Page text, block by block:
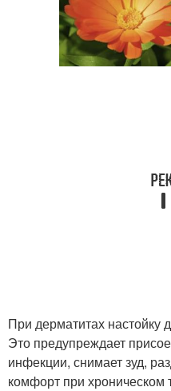
При дерматитах настойку
Это предупреждает
инфекции, снимает зуд,
комфорт при хроническом